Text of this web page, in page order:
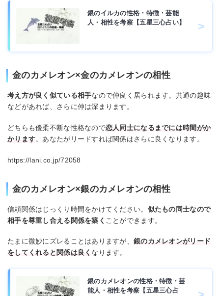
銀のイルカの性格・特徴・芸能
人・相性を考察【五星三心占い】
金のカメレオン×金のカメレオンの相性
考え方が良く似ている相手なので仲良く居られます。共通の趣味
などがあれば、さらに仲は深まります。
どちらも優柔不断な性格なので恋人同士になるまでには時間がか
かります。あなたがリードすれば関係はさらに良くなります。
https://lani.co.jp/72058
金のカメレオン×銀のカメレオンの相性
信頼関係はじっくり時間をかけてください。 似たもの同士なので
相手を尊重し合える関係を築く ことができます。
たまに微妙にズレることはありますが、銀のカメレオンがリード
をしてくれると関係は良く なります。
銀のカメレオンの性格・特徴・芸
能人・相性を考察【五星三心占